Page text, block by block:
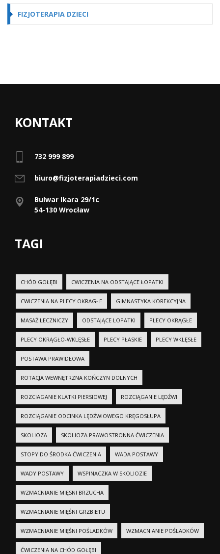
FIZJOTERAPIA DZIECI
KONTAKT
732 999 899
biuro@fizjoterapiadzieci.com
Bulwar Ikara 29/1c
54-130 Wrocław
TAGI
CHÓD GOŁĘBI CWICZENIA NA ODSTAJĄCE ŁOPATKI
CWICZENIA NA PLECY OKRAGŁE GIMNASTYKA KOREKCYJNA
MASAŻ LECZNICZY ODSTAJĄCE LOPATKI PLECY OKRĄGŁE
PLECY OKRĄGŁO-WKLĘSŁE PLECY PŁASKIE PLECY WKLĘSŁE
POSTAWA PRAWIDŁOWA
ROTACJA WEWNĘTRZNA KOŃCZYN DOLNYCH
ROZCIAGANIE KLATKI PIERSIOWEJ ROZCIĄGANIE LĘDŹWI
ROZCIĄGANIE ODCINKA LĘDŹWIOWEGO KRĘGOSŁUPA
SKOLIOZA SKOLIOZA PRAWOSTRONNA ĆWICZENIA
STOPY DO ŚRODKA ĆWICZENIA WADA POSTAWY
WADY POSTAWY WSPINACZKA W SKOLIOZIE
WZMACNIANIE MIĘSNI BRZUCHA
WZMACNIANIE MIĘŚNI GRZBIETU
WZMACNIANIE MIĘŚNI POŚLADKÓW WZMACNIANIE POŚLADKÓW
ĆWICZENIA NA CHÓD GOŁĘBI